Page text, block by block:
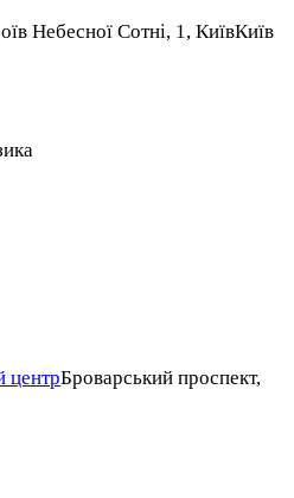
Небесної Сотні, 1, КиївКиїв
центрБроварський проспект,